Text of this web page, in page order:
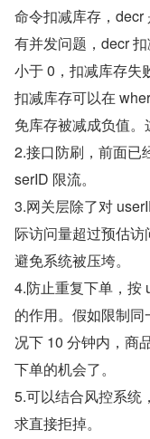
命令扣减库存，decr
有并发问题，decr
小于 0，扣减库存失
扣减库存可以在
免库存被减成负值。
2.接口防刷，前面已
serID 限流。
3.网关层除了对
际访问量超过预估访
避免系统被压垮。
4.防止重复下单，按
的作用。假如限制
况下 10 分钟内，商
下单的机会了。
5.可以结合风控系统
求直接拒掉。